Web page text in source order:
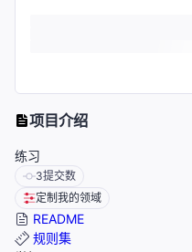
项目介绍
练习
3提交数
定制我的领域
README
规则集